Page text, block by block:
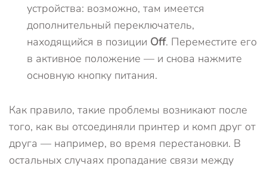
устройства: возможно, там имеется
дополнительный переключатель,
находящийся в позиции Off. Переместите его
в активное положение — и снова нажмите
основную кнопку питания.
Как правило, такие проблемы возникают после
того, как вы отсоединяли принтер и комп друг от
друга — например, во время перестановки. В
остальных случаях пропадание связи между